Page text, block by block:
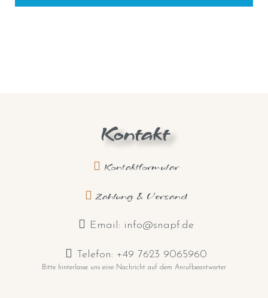
Kontakt
Kontaktformular
Zahlung & Versand
Email: info@snapf.de
Telefon: +49 7623 9065960
Bitte hinterlasse uns eine Nachricht auf dem Anrufbeantworter